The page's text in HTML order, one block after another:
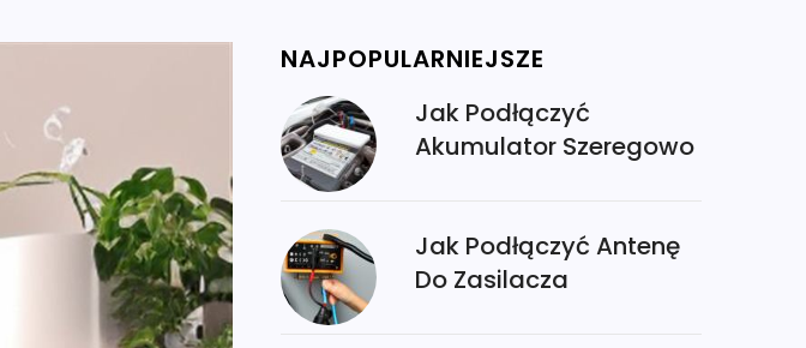
NAJPOPULARNIEJSZE
Jak Podłączyć
Akumulator Szeregowo
Jak Podłączyć Antenę
Do Zasilacza